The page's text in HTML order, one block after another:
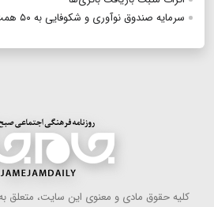
سرمایه صندوق نوآوری و شکوفایی به ۵۰ همت افزایش پیدا کرد
كلیه حقوق مادی و معنوی این سایت، متعلق